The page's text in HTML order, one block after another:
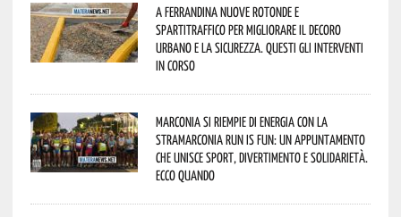
A Ferrandina nuove rotonde e
spartitraffico per migliorare il decoro
urbano e la sicurezza. Questi gli interventi
in corso
Marconia si riempie di energia con la
StraMarconia Run is Fun: un appuntamento
che unisce sport, divertimento e solidarietà.
Ecco quando